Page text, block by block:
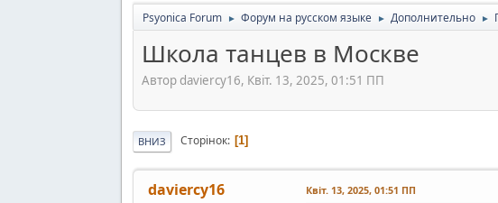
Psyonica Forum ► Форум на русском языке ► Дополнительно ►
Школа танцев в Москве
Автор daviercy16, Квіт. 13, 2025, 01:51 ПП
ВНИЗ Сторінок 1
daviercy16 Квіт. 13, 2025, 01:51 ПП